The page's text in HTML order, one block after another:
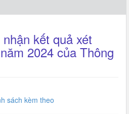
kết quả xét
2024 của Thông
sách kèm theo